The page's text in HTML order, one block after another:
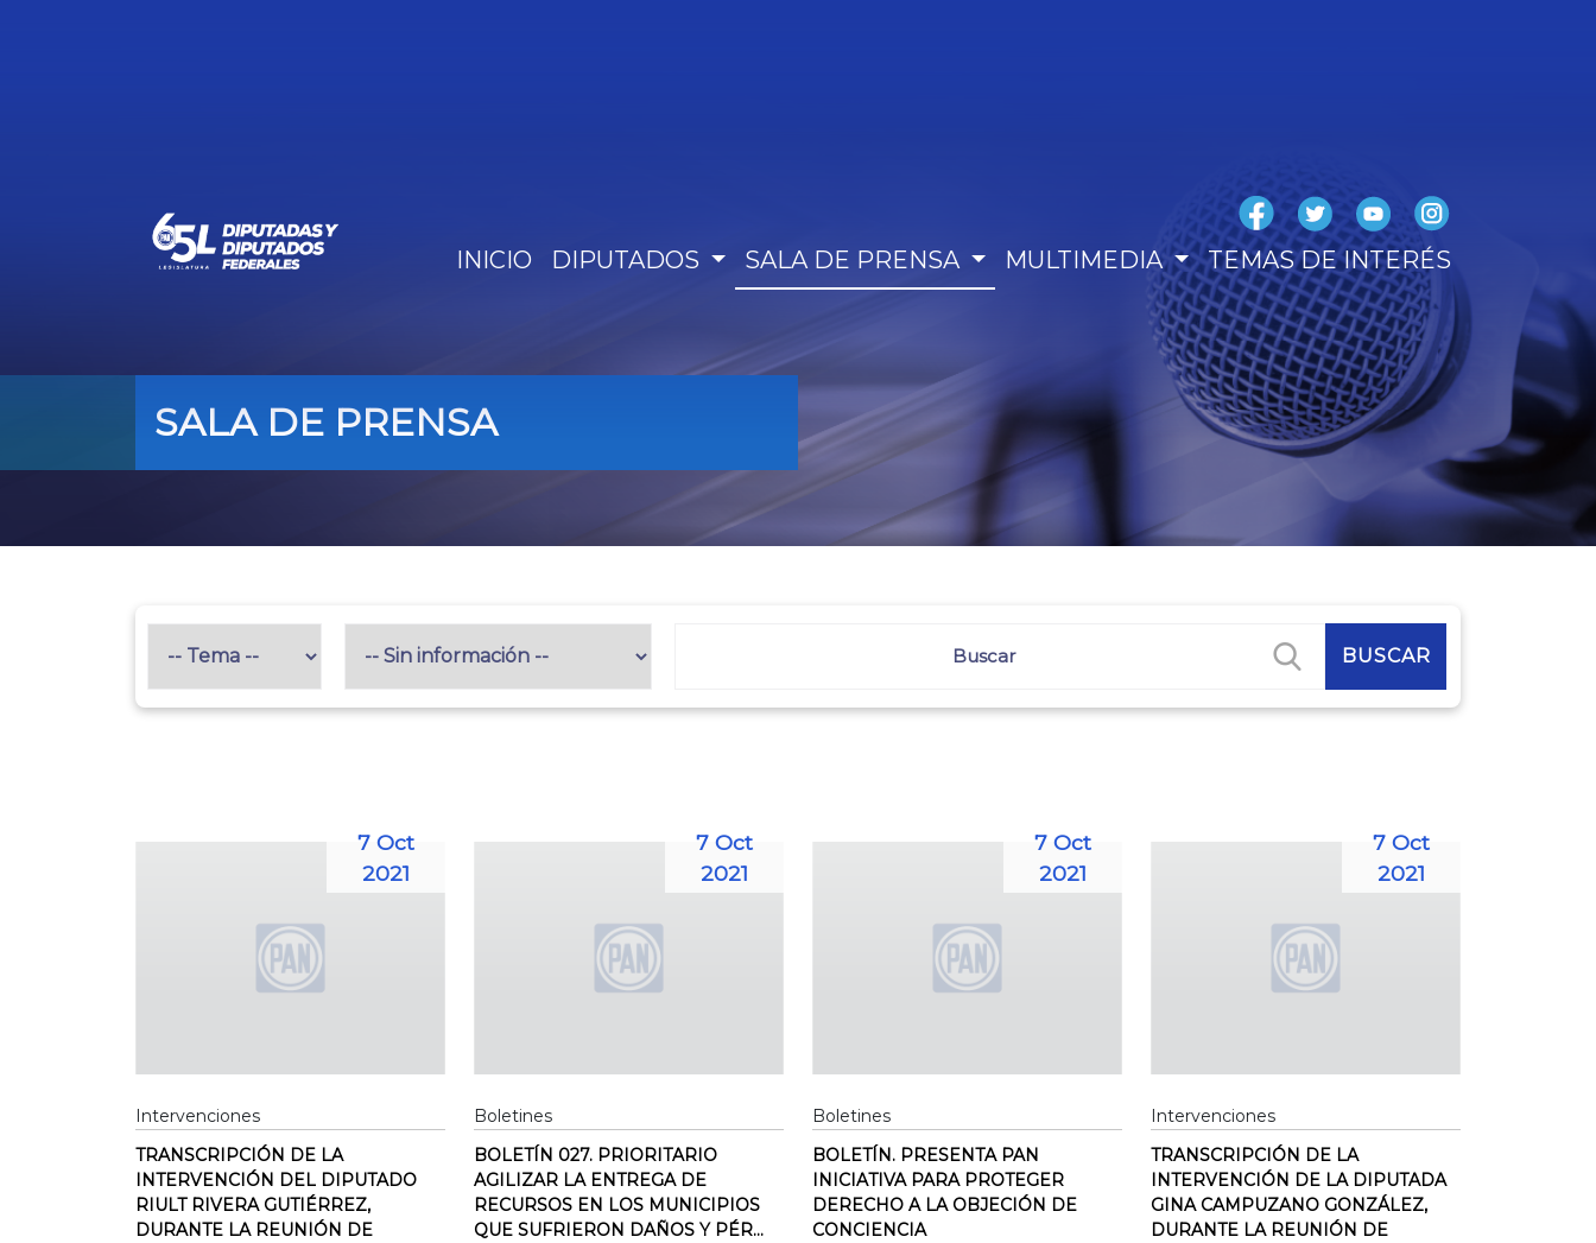
INICIO DIPUTADOS SALA DE PRENSA MULTIMEDIA TEMAS DE INTERÉS
SALA DE PRENSA
7 Oct
2021
Intervenciones
TRANSCRIPCIÓN DE LA
INTERVENCIÓN DEL DIPUTADO
RIULT RIVERA GUTIÉRREZ,
DURANTE LA REUNIÓN DE
7 Oct
2021
Boletines
BOLETÍN 027. PRIORITARIO
AGILIZAR LA ENTREGA DE
RECURSOS EN LOS MUNICIPIOS
QUE SUFRIERON DAÑOS Y PÉR...
7 Oct
2021
Boletines
BOLETÍN. PRESENTA PAN
INICIATIVA PARA PROTEGER
DERECHO A LA OBJECIÓN DE
CONCIENCIA
7 Oct
2021
Intervenciones
TRANSCRIPCIÓN DE LA
INTERVENCIÓN DE LA DIPUTADA
GINA CAMPUZANO GONZÁLEZ,
DURANTE LA REUNIÓN DE